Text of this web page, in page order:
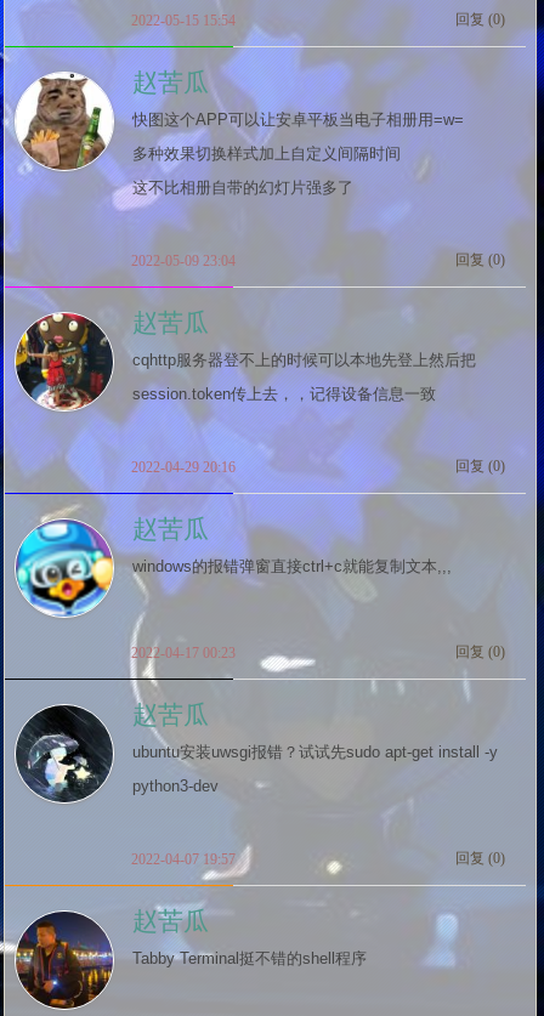
回复 (0)
2022-05-15 15:54
赵苦瓜
快图这个APP可以让安卓平板当电子相册用=w=
多种效果切换样式加上自定义间隔时间
这不比相册自带的幻灯片强多了
回复 (0)
2022-05-09 23:04
赵苦瓜
cqhttp服务器登不上的时候可以本地先登上然后把
session.token传上去，，记得设备信息一致
回复 (0)
2022-04-29 20:16
赵苦瓜
windows的报错弹窗直接ctrl+c就能复制文本,,,
回复 (0)
2022-04-17 00:23
赵苦瓜
ubuntu安装uwsgi报错？试试先sudo apt-get install -y
python3-dev
回复 (0)
2022-04-07 19:57
赵苦瓜
Tabby Terminal挺不错的shell程序